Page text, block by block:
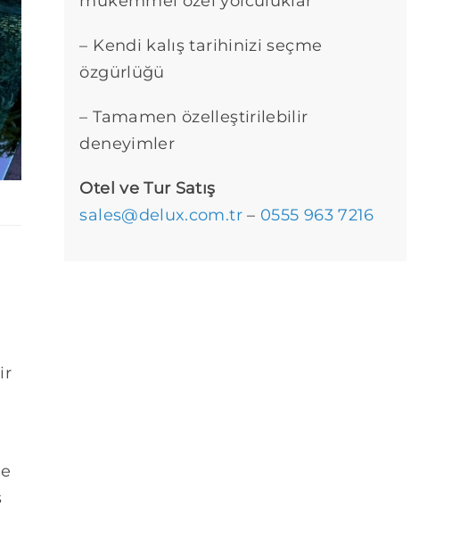
– Kendi kalış tarihinizi seçme
özgürlüğü
– Tamamen özelleştirilebilir
deneyimler
Otel ve Tur Satış
sales@delux.com.tr– 0555 963 7216